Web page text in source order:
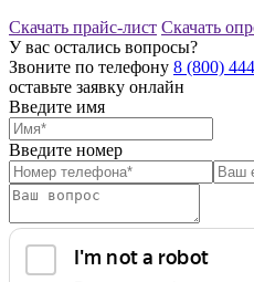
Скачать прайс-лист Скачать
У вас остались вопросы?
Звоните по телефону 8 (800)
оставьте заявку онлайн
Введите имя
Введите номер